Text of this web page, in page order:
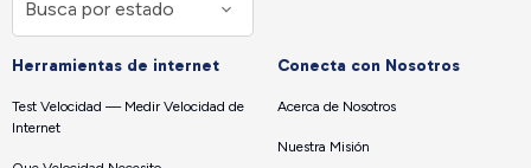
Herramientas de internet
Test Velocidad — Medir Velocidad de
Internet
Conecta con Nosotros
Acerca de Nosotros
Nuestra Misión